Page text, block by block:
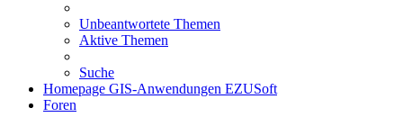
Unbeantwortete Themen
Aktive Themen
Suche
Homepage GIS-Anwendungen EZUSoft
Foren